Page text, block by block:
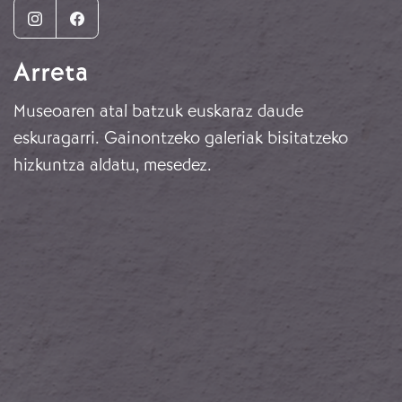
InstagramFacebook
Arreta
Museoaren atal batzuk euskaraz daude
eskuragarri. Gainontzeko galeriak bisitatzeko
hizkuntza aldatu, mesedez.